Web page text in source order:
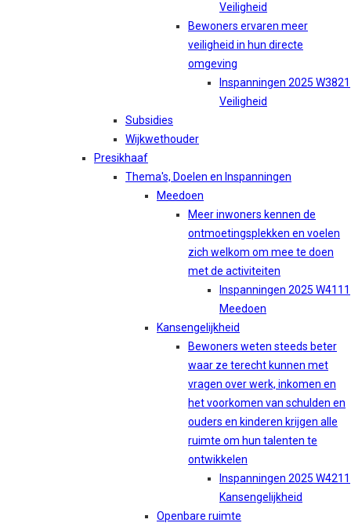
Veiligheid
Bewoners ervaren meer
veiligheid in hun directe
omgeving
Inspanningen 2025 W3821
Veiligheid
Subsidies
Wijkwethouder
Presikhaaf
Thema's, Doelen en Inspanningen
Meedoen
Meer inwoners kennen de
ontmoetingsplekken en voelen
zich welkom om mee te doen
met de activiteiten
Inspanningen 2025 W4111
Meedoen
Kansengelijkheid
Bewoners weten steeds beter
waar ze terecht kunnen met
vragen over werk, inkomen en
het voorkomen van schulden en
ouders en kinderen krijgen alle
ruimte om hun talenten te
ontwikkelen
Inspanningen 2025 W4211
Kansengelijkheid
Openbare ruimte